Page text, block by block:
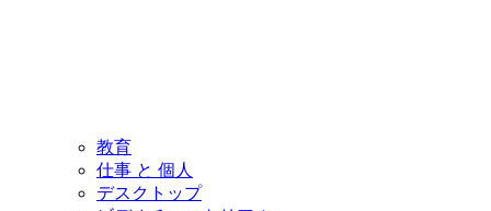
教育
仕事 と 個人
デスクトップ